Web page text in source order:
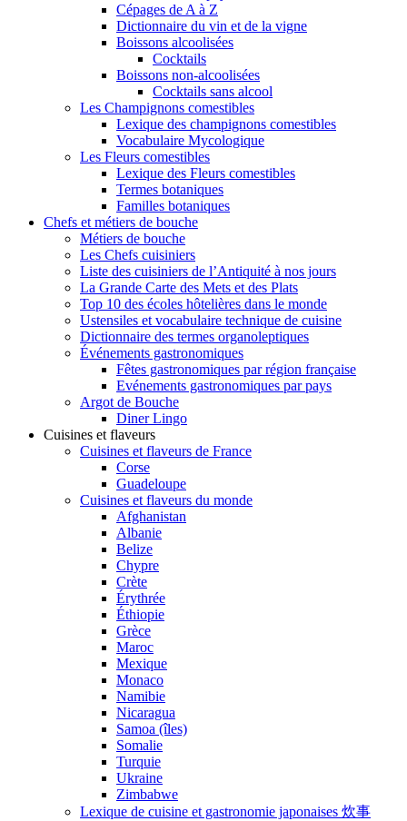
Cépages de A à Z
Dictionnaire du vin et de la vigne
Boissons alcoolisées
Cocktails
Boissons non-alcoolisées
Cocktails sans alcool
Les Champignons comestibles
Lexique des champignons comestibles
Vocabulaire Mycologique
Les Fleurs comestibles
Lexique des Fleurs comestibles
Termes botaniques
Familles botaniques
Chefs et métiers de bouche
Métiers de bouche
Les Chefs cuisiniers
Liste des cuisiniers de l’Antiquité à nos jours
La Grande Carte des Mets et des Plats
Top 10 des écoles hôtelières dans le monde
Ustensiles et vocabulaire technique de cuisine
Dictionnaire des termes organoleptiques
Événements gastronomiques
Fêtes gastronomiques par région française
Evénements gastronomiques par pays
Argot de Bouche
Diner Lingo
Cuisines et flaveurs
Cuisines et flaveurs de France
Corse
Guadeloupe
Cuisines et flaveurs du monde
Afghanistan
Albanie
Belize
Chypre
Crète
Érythrée
Éthiopie
Grèce
Maroc
Mexique
Monaco
Namibie
Nicaragua
Samoa (îles)
Somalie
Turquie
Ukraine
Zimbabwe
Lexique de cuisine et gastronomie japonaises 炊事